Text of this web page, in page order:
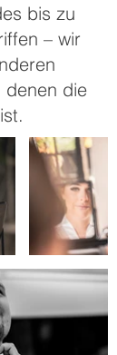
bis zu
– wir
denen die